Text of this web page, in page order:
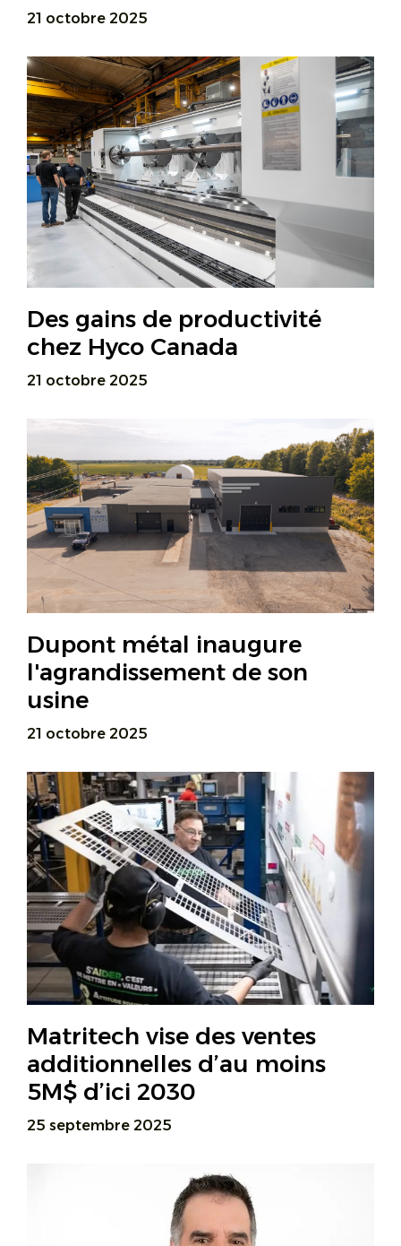
21 octobre 2025
Des gains de productivité
chez Hyco Canada
21 octobre 2025
Dupont métal inaugure
l'agrandissement de son
usine
21 octobre 2025
Matritech vise des ventes
additionnelles d’au moins
5M$ d’ici 2030
25 septembre 2025